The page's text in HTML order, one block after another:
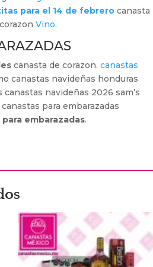
para el 14 de febrero canasta
Vino.
canasta de corazon.canastas
canastas navideñas honduras
navideñas 2026 sam’s
canastas para embarazadas
embarazadas.